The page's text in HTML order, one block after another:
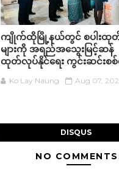
ကျိုက်ထိုမြို့နယ်တွင် စပါးထု
များကို အရည်အ‌သွေးမြင့်ဆန်
ထုတ်လုပ်နိုင်ရေး ကွင်းဆင်းစ
Ko Lay Naung Aug 07,
DISQUS
NO